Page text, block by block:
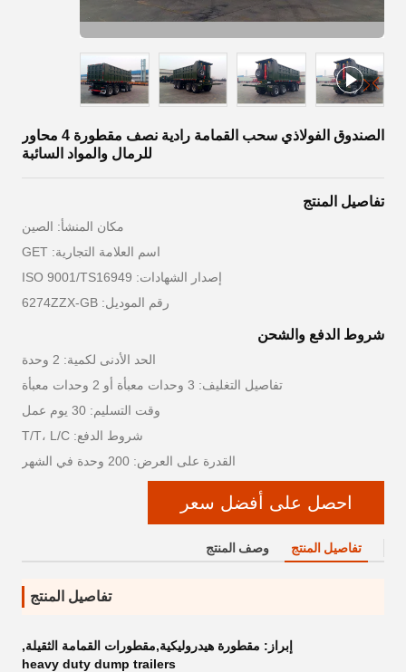
الصندوق الفولاذي سحب القمامة رادية نصف مقطورة 4 محاور
للرمال والمواد السائبة
تفاصيل المنتج
مكان المنشأ: الصين
اسم العلامة التجارية: GET
إصدار الشهادات: ISO 9001/TS16949
رقم الموديل: 6274ZZX-GB
شروط الدفع والشحن
الحد الأدنى لكمية: 2 وحدة
تفاصيل التغليف: 3 وحدات معبأة أو 2 وحدات معبأة
وقت التسليم: 30 يوم عمل
شروط الدفع: T/T، L/C
القدرة على العرض: 200 وحدة في الشهر
احصل على أفضل سعر
تفاصيل المنتج وصف المنتج
تفاصيل المنتج
إبراز: مقطورة هيدروليكية,مقطورات القمامة الثقيلة,
heavy duty dump trailers